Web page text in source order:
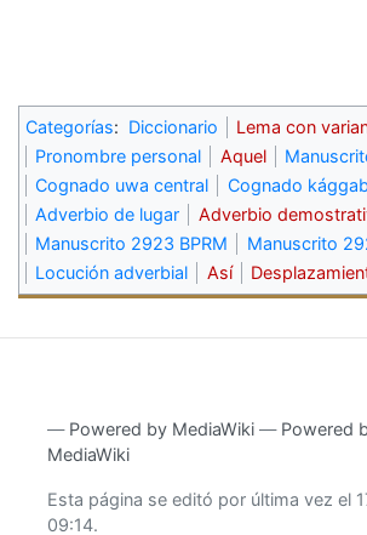
Categorías: Diccionario
Lema con
Pronombre personal
Aquel
Cognado uwa central
Cognado
Adverbio de lugar
Adverbio
Manuscrito 2923 BPRM
Manuscrito
Locución adverbial
Así
― Powered by MediaWiki ― Powered
MediaWiki
Esta página se editó por última vez el
09:14.